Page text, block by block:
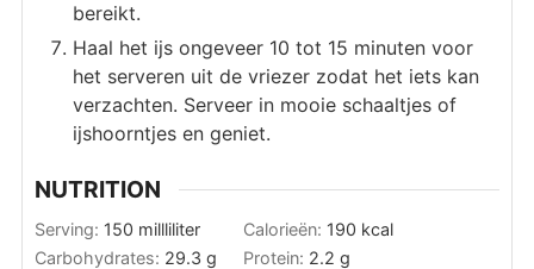
bereikt.
Haal het ijs ongeveer 10 tot 15 minuten voor
het serveren uit de vriezer zodat het iets kan
verzachten. Serveer in mooie schaaltjes of
ijshoorntjes en geniet.
NUTRITION
Serving: 150 millliliter Calorieën: 190 kcal
Carbohydrates: 29.3 g Protein: 2.2 g